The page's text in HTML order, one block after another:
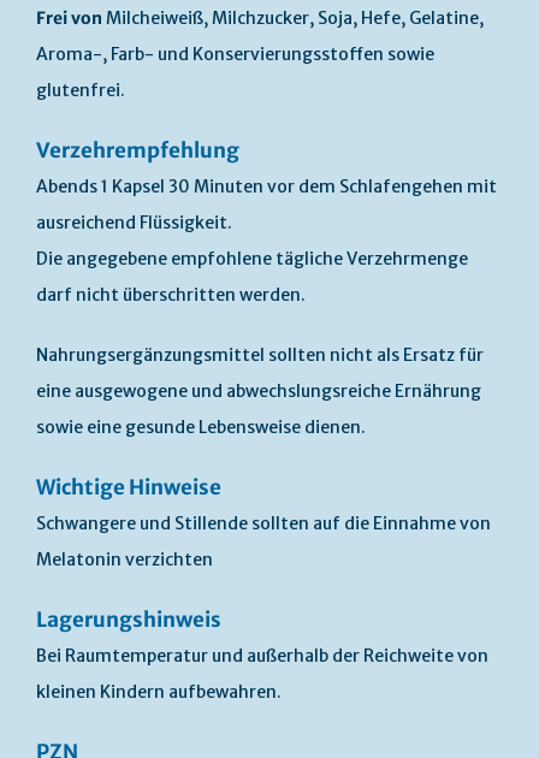
Frei von Milcheiweiß, Milchzucker, Soja, Hefe, Gelatine,
Aroma-, Farb- und Konservierungsstoffen sowie
glutenfrei.
Verzehrempfehlung
Abends 1 Kapsel 30 Minuten vor dem Schlafengehen mit
ausreichend Flüssigkeit.
Die angegebene empfohlene tägliche Verzehrmenge
darf nicht überschritten werden.
Nahrungsergänzungsmittel sollten nicht als Ersatz für
eine ausgewogene und abwechslungsreiche Ernährung
sowie eine gesunde Lebensweise dienen.
Wichtige Hinweise
Schwangere und Stillende sollten auf die Einnahme von
Melatonin verzichten
Lagerungshinweis
Bei Raumtemperatur und außerhalb der Reichweite von
kleinen Kindern aufbewahren.
PZN